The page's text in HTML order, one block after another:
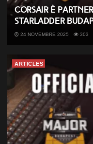
CORSAIR è
StarLadder
24 NOVEMBRE 2025 303
ARTICLES